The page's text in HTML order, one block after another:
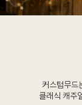
커스텀무드
클래식 캐주